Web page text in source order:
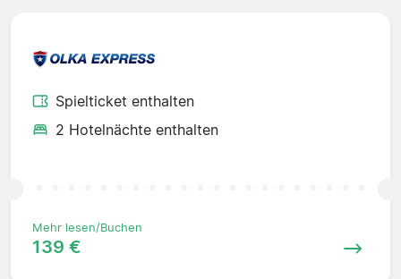
Spielticket enthalten
2 Hotelnächte enthalten
Mehr lesen/Buchen
139 €